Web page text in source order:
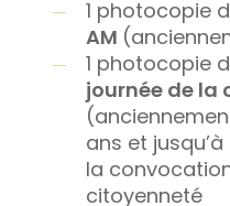
1 photocopie
AM
1 photocopie
journée de la
ans et
la
citoyenneté